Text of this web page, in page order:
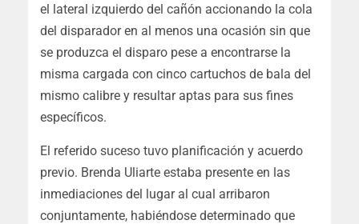
el lateral izquierdo del cañón accionando la cola
del disparador en al menos una ocasión sin que
se produzca el disparo pese a encontrarse la
misma cargada con cinco cartuchos de bala del
mismo calibre y resultar aptas para sus fines
específicos.
El referido suceso tuvo planificación y acuerdo
previo. Brenda Uliarte estaba presente en las
inmediaciones del lugar al cual arribaron
conjuntamente, habiéndose determinado que